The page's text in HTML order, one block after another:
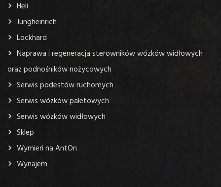
Heli
Jungheinrich
Lockhard
Naprawa i regeneracja sterowników wózków widłowych
oraz podnośników nożycowych
Serwis podestów ruchomych
Serwis wózków paletowych
Serwis wózków widłowych
Sklep
Wymień na AntOn
Wynajem